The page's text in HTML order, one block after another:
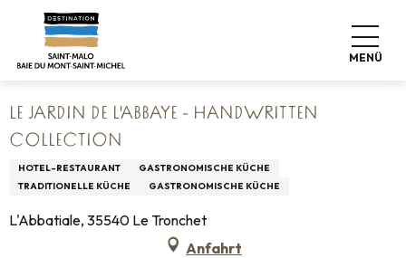
contenu
MENÜ
Startseite
Wo man essen kann
Restaurants
Le Jardin de l'Abbaye - HANDWRITTEN Collection
LE JARDIN DE L'ABBAYE - HANDWRITTEN
COLLECTION
HOTEL-RESTAURANT
GASTRONOMISCHE KÜCHE
TRADITIONELLE KÜCHE
GASTRONOMISCHE KÜCHE
L'Abbatiale, 35540 Le Tronchet
Anfahrt